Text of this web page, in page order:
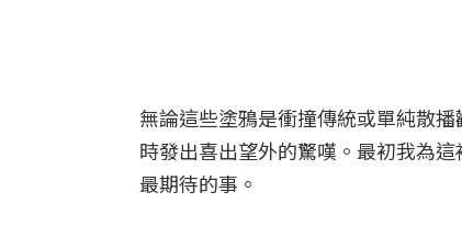
無論這些塗鴉是衝撞傳統或單純散
時發出喜出望外的驚嘆。最初我為
最期待的事。